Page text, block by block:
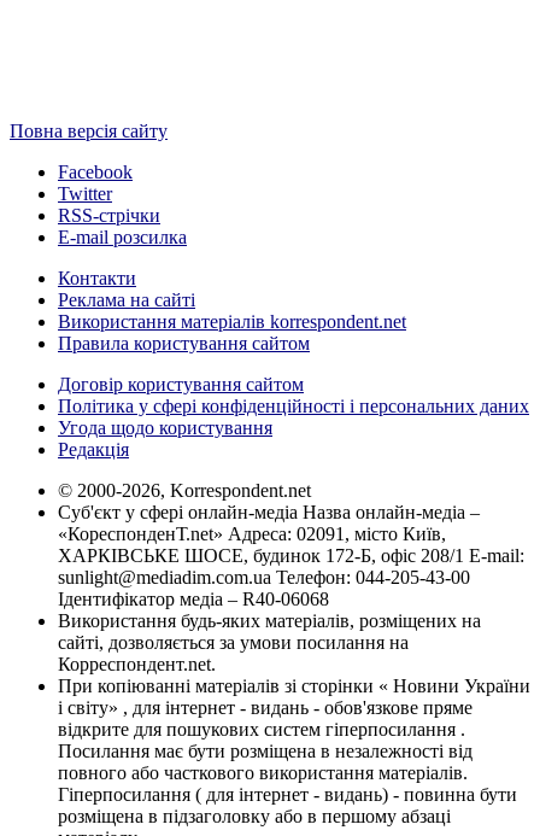
Повна версія сайту
Facebook
Twitter
RSS-стрічки
E-mail розсилка
Контакти
Реклама на сайті
Використання матеріалів korrespondent.net
Правила користування сайтом
Договір користування сайтом
Політика у сфері конфіденційності і персональних даних
Угода щодо користування
Редакція
© 2000-2026, Korrespondent.net
Суб'єкт у сфері онлайн-медіа Назва онлайн-медіа –
«КореспонденТ.net» Адреса: 02091, місто Київ,
ХАРКІВСЬКЕ ШОСЕ, будинок 172-Б, офіс 208/1 E-mail:
sunlight@mediadim.com.ua Телефон: 044-205-43-00
Ідентифікатор медіа – R40-06068
Використання будь-яких матеріалів, розміщених на
сайті, дозволяється за умови посилання на
Корреспондент.net.
При копіюванні матеріалів зі сторінки « Новини України
і світу» , для інтернет - видань - обов'язкове пряме
відкрите для пошукових систем гіперпосилання .
Посилання має бути розміщена в незалежності від
повного або часткового використання матеріалів.
Гіперпосилання ( для інтернет - видань) - повинна бути
розміщена в підзаголовку або в першому абзаці